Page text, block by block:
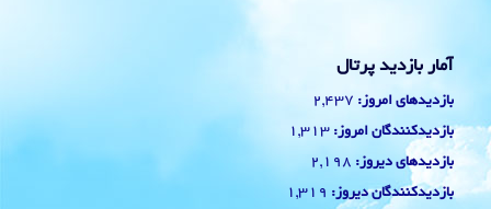
آمار بازدید پرتال
بازدیدهای امروز: 2,437
بازدیدکنندگان امروز: 1,313
بازدیدهای دیروز: 2,198
بازدیدکنندگان دیروز: 1,319